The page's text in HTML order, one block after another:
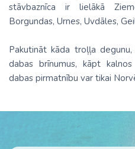
stāvbaznīca ir lielākā
Borgundas, Urnes, Uvdāles,
Pakutināt kāda troļļa
dabas brīnumus, kāpt
dabas pirmatnību var tikai